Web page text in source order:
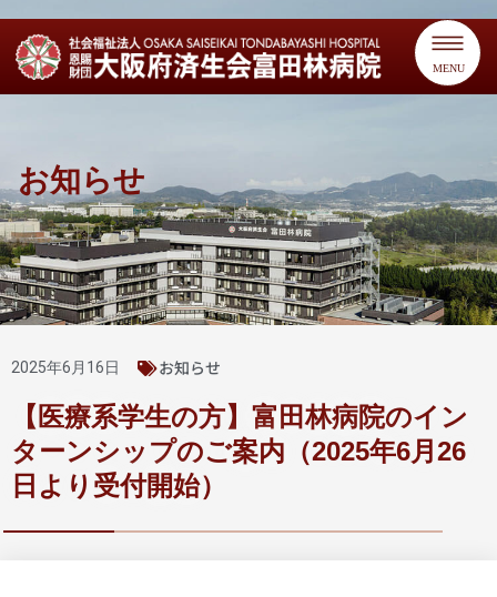
MENU
お知らせ
2025年6月16日 お知らせ
【医療系学生の方】富田林病院のイン
ターンシップのご案内（2025年6月26
日より受付開始）